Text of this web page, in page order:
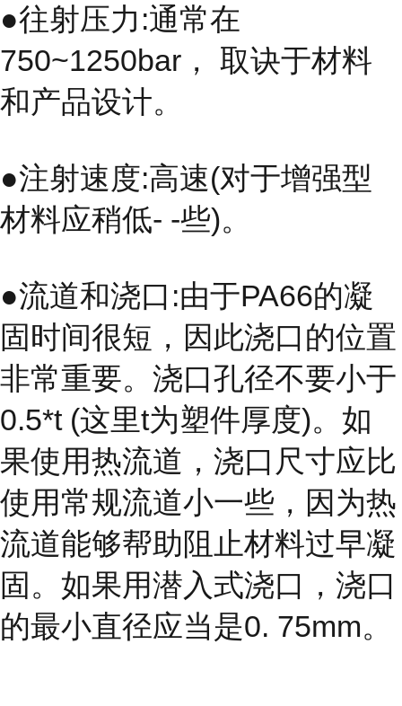
●往射压力:通常在
750~1250bar， 取诀于材料
和产品设计。
●注射速度:高速(对于增强型
材料应稍低- -些)。
●流道和浇口:由于PA66的凝
固时间很短，因此浇口的位置
非常重要。浇口孔径不要小于
0.5*t (这里t为塑件厚度)。如
果使用热流道，浇口尺寸应比
使用常规流道小一些，因为热
流道能够帮助阻止材料过早凝
固。如果用潜入式浇口，浇口
的最小直径应当是0. 75mm。